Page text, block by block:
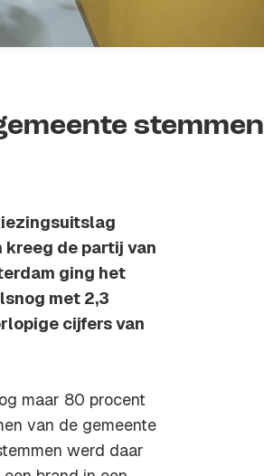
stemmen
kreeg de partij van
ging het
met 2,3
cijfers van
maar 80 procent
van de gemeente
werd daar